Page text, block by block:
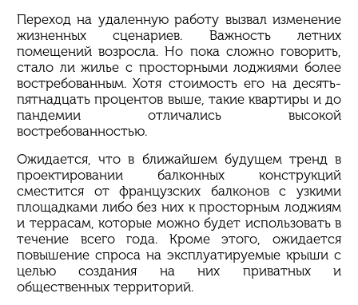
Переход на удаленную работу вызвал изменение
жизненных сценариев. Важность летних
помещений возросла. Но пока сложно говорить,
стало ли жилье с просторными лоджиями более
востребованным. Хотя стоимость его на десять-
пятнадцать процентов выше, такие квартиры и до
пандемии отличались высокой
востребованностью.
Ожидается, что в ближайшем будущем тренд в
проектировании балконных конструкций
сместится от французских балконов с узкими
площадками либо без них к просторным лоджиям
и террасам, которые можно будет использовать в
течение всего года. Кроме этого, ожидается
повышение спроса на эксплуатируемые крыши с
целью создания на них приватных и
общественных территорий.